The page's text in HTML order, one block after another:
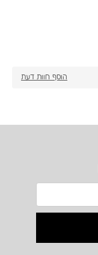
הוסף חוות דעת